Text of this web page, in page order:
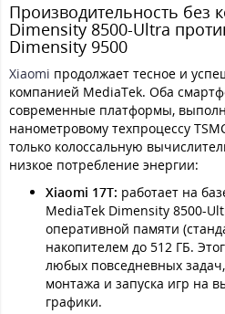
Производительность без
Dimensity 8500-Ultra
Dimensity 9500
Xiaomi продолжает тесное и
компанией MediaTek. Оба
современные платформы,
нанометровому техпроцессу
только колоссальную
низкое потребление энергии:
Xiaomi 17T: работает на
MediaTek Dimensity 8500-
оперативной памяти
накопителем до 512 ГБ.
любых повседневных
монтажа и запуска игр на
графики.